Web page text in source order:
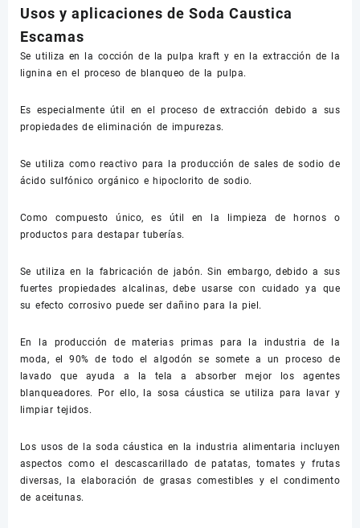
Usos y aplicaciones de Soda Caustica
Escamas
Se utiliza en la cocción de la pulpa kraft y en la extracción de la
lignina en el proceso de blanqueo de la pulpa.
Es especialmente útil en el proceso de extracción debido a sus
propiedades de eliminación de impurezas.
Se utiliza como reactivo para la producción de sales de sodio de
ácido sulfónico orgánico e hipoclorito de sodio.
Como compuesto único, es útil en la limpieza de hornos o
productos para destapar tuberías.
Se utiliza en la fabricación de jabón. Sin embargo, debido a sus
fuertes propiedades alcalinas, debe usarse con cuidado ya que
su efecto corrosivo puede ser dañino para la piel.
En la producción de materias primas para la industria de la
moda, el 90% de todo el algodón se somete a un proceso de
lavado que ayuda a la tela a absorber mejor los agentes
blanqueadores. Por ello, la sosa cáustica se utiliza para lavar y
limpiar tejidos.
Los usos de la soda cáustica en la industria alimentaria incluyen
aspectos como el descascarillado de patatas, tomates y frutas
diversas, la elaboración de grasas comestibles y el condimento
de aceitunas.